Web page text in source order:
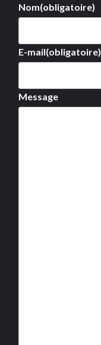
Nom(obligatoire)
E-mail(obligatoire)
Message